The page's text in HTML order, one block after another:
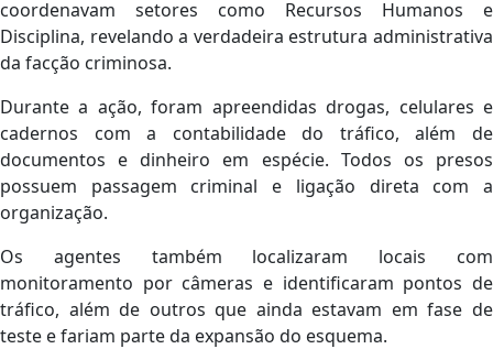
coordenavam setores como Recursos Humanos e
Disciplina, revelando a verdadeira estrutura administrativa
da facção criminosa.
Durante a ação, foram apreendidas drogas, celulares e
cadernos com a contabilidade do tráfico, além de
documentos e dinheiro em espécie. Todos os presos
possuem passagem criminal e ligação direta com a
organização.
Os agentes também localizaram locais com
monitoramento por câmeras e identificaram pontos de
tráfico, além de outros que ainda estavam em fase de
teste e fariam parte da expansão do esquema.